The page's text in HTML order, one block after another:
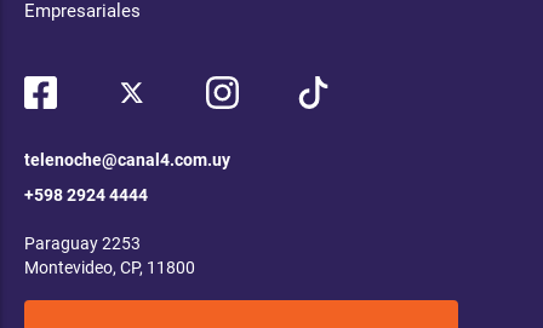
Empresariales
telenoche@canal4.com.uy
+598 2924 4444
Paraguay 2253
Montevideo, CP, 11800